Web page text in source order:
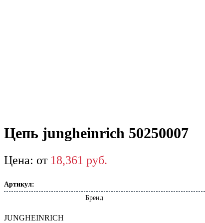
Цепь jungheinrich 50250007
от 18,361 руб.
Артикул:
Бренд
JUNGHEINRICH